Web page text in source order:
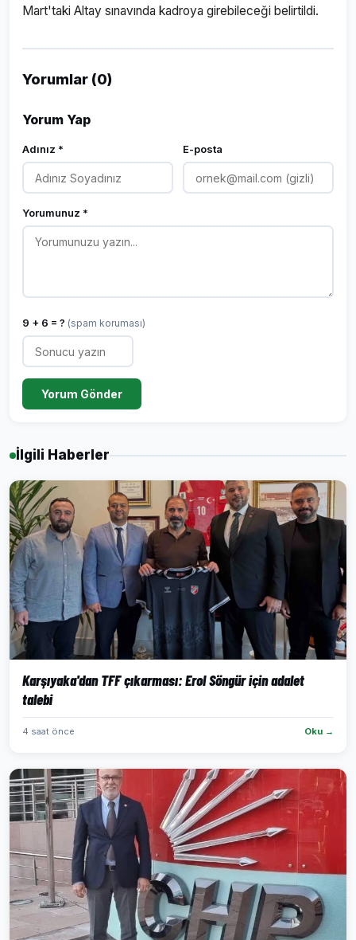
Mart'taki Altay sınavında kadroya girebileceği belirtildi.
Yorumlar (0)
Yorum Yap
Adınız * E-posta
Yorumunuz *
9 + 6 = ? (spam koruması)
Yorum Gönder
İlgili Haberler
Karşıyaka'dan TFF çıkarması: Erol Söngür için adalet
talebi
4 saat önce Oku →